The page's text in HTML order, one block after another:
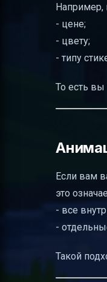
Например,
- цене;
- цвету;
- типу
То есть вы
Если вам
это
- все
-
Такой